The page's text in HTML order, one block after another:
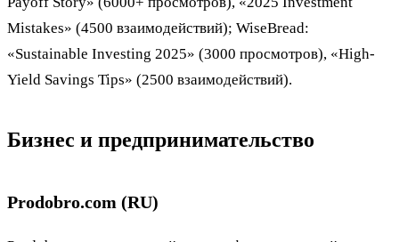
Mistakes» (4500 взаимодействий); WiseBread:
«Sustainable Investing 2025» (3000 просмотров), «High-
Yield Savings Tips» (2500 взаимодействий).
Бизнес и предпринимательство
Prodobro.com (RU)